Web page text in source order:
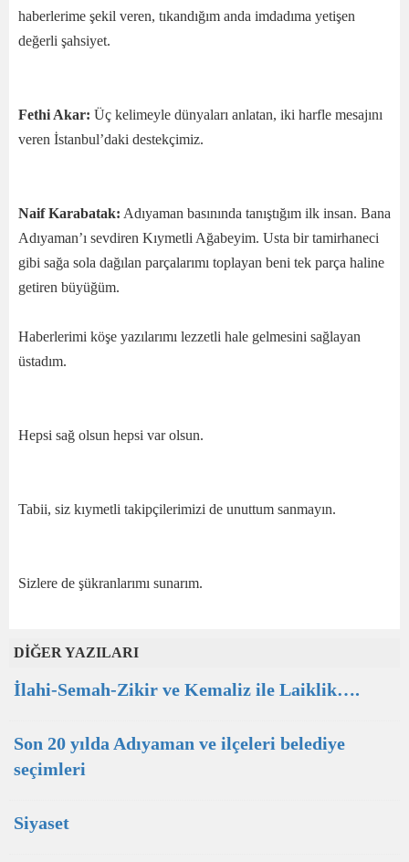
haberlerime şekil veren, tıkandığım anda imdadıma yetişen
değerli şahsiyet.
Fethi Akar: Üç kelimeyle dünyaları anlatan, iki harfle mesajını
veren İstanbul’daki destekçimiz.
Naif Karabatak: Adıyaman basınında tanıştığım ilk insan. Bana
Adıyaman’ı sevdiren Kıymetli Ağabeyim. Usta bir tamirhaneci
gibi sağa sola dağılan parçalarımı toplayan beni tek parça haline
getiren büyüğüm.
Haberlerimi köşe yazılarımı lezzetli hale gelmesini sağlayan
üstadım.
Hepsi sağ olsun hepsi var olsun.
Tabii, siz kıymetli takipçilerimizi de unuttum sanmayın.
Sizlere de şükranlarımı sunarım.
DİĞER YAZILARI
İlahi-Semah-Zikir ve Kemaliz ile Laiklik….
Son 20 yılda Adıyaman ve ilçeleri belediye
seçimleri
Siyaset